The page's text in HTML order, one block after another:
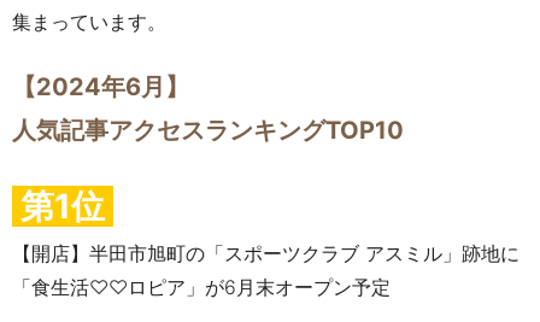
集まっています。
【2024年6月】
人気記事アクセスランキングTOP10
第1位
【開店】半田市旭町の「スポーツクラブ アスミル」跡地に
「食生活♡♡ロピア」が6月末オープン予定